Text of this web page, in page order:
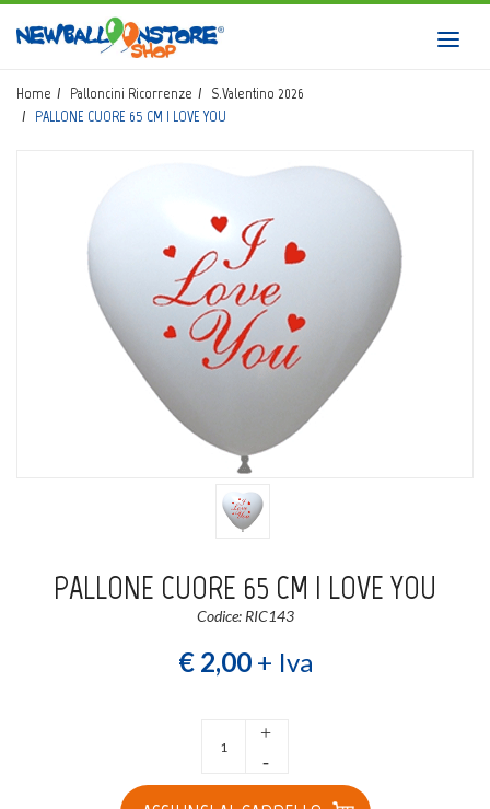
HOME
SHOP
CORSI BALLOON ART
INVIO LOGO
CONTATTI
0 Wishlist
Home Palloncini Ricorrenze
S.Valentino 2026
PALLONE CUORE 65 CM I LOVE YOU
PALLONE CUORE 65 CM I LOVE YOU
Codice: RIC143
€ 2,00+ Iva
+
-